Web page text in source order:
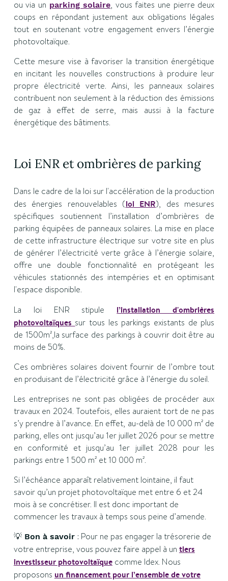
ou via un parking solaire, vous faites une pierre deux
coups en répondant justement aux obligations légales
tout en soutenant votre engagement envers l’énergie
photovoltaïque.
Cette mesure vise à favoriser la transition énergétique
en incitant les nouvelles constructions à produire leur
propre électricité verte. Ainsi, les panneaux solaires
contribuent non seulement à la réduction des émissions
de gaz à effet de serre, mais aussi à la facture
énergétique des bâtiments.
Loi ENR et ombrières de parking
Dans le cadre de la loi sur l'accélération de la production
des énergies renouvelables (loi ENR), des mesures
spécifiques soutiennent l’installation d’ombrières de
parking équipées de panneaux solaires. La mise en place
de cette infrastructure électrique sur votre site en plus
de générer l’électricité verte grâce à l’énergie solaire,
offre une double fonctionnalité en protégeant les
véhicules stationnés des intempéries et en optimisant
l'espace disponible.
La loi ENR stipule l’installation d'ombrières
photovoltaïques sur tous les parkings existants de plus
de 1500m²,la surface des parkings à couvrir doit être au
moins de 50%.
Ces ombrières solaires doivent fournir de l’ombre tout
en produisant de l’électricité grâce à l’énergie du soleil.
Les entreprises ne sont pas obligées de procéder aux
travaux en 2024. Toutefois, elles auraient tort de ne pas
s’y prendre à l’avance. En effet, au-delà de 10 000 m² de
parking, elles ont jusqu’au 1er juillet 2026 pour se mettre
en conformité et jusqu’au 1er juillet 2028 pour les
parkings entre 1 500 m² et 10 000 m².
Si l’échéance apparaît relativement lointaine, il faut
savoir qu’un projet photovoltaïque met entre 6 et 24
mois à se concrétiser. Il est donc important de
commencer les travaux à temps sous peine d’amende.
💡Bon à savoir : Pour ne pas engager la trésorerie de
votre entreprise, vous pouvez faire appel à un tiers
investisseur photovoltaïquecomme Idex. Nous
proposons un financement pour l’ensemble de votre